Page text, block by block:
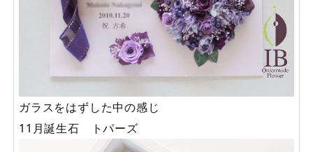
ガラスをはずした中の感じ
11月誕生石 トパーズ